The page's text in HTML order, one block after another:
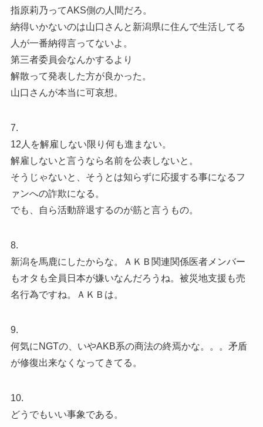
指原莉乃ってAKS側の人間だろ。
納得いかないのは山口さんと新潟県に住んで生活してる
人が一番納得言ってないよ。
第三者委員会なんかするより
解散って発表した方が良かった。
山口さんが本当に可哀想。
7.
12人を解雇しない限り何も進まない。
解雇しないと言うなら名前を公表しないと。
そうじゃないと、そうとは知らずに応援する事になるフ
ァンへの詐欺になる。
でも、自ら活動辞退するのが筋と言うもの。
8.
新潟を馬鹿にしたからな。ＡＫＢ関連関係医者メンバー
もオタも全員日本が嫌いなんだろうね。被災地支援も売
名行為ですね。ＡＫＢは。
9.
何気にNGTの、いやAKB系の商法の終焉かな。。。矛盾
が修復出来なくなってきてる。
10.
どうでもいい事象である。